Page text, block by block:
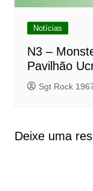
Notícias
N3 –
Pavilhão
Sgt Rock
Deixe uma